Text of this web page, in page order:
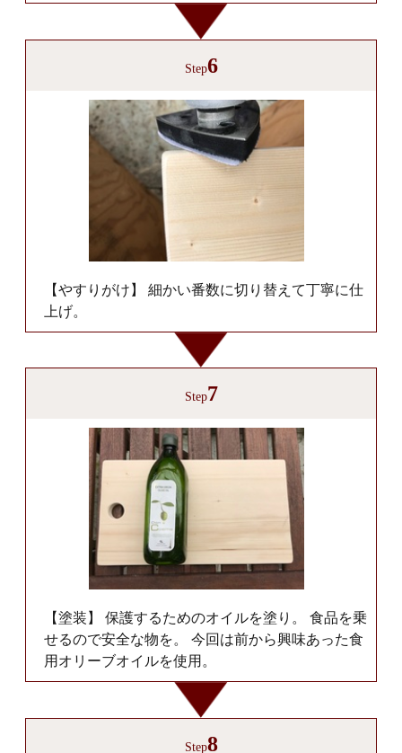
Step6
【やすりがけ】 細かい番数に切り替えて丁寧に仕
上げ。
Step7
【塗装】 保護するためのオイルを塗り。 食品を乗
せるので安全な物を。 今回は前から興味あった食
用オリーブオイルを使用。
Step8